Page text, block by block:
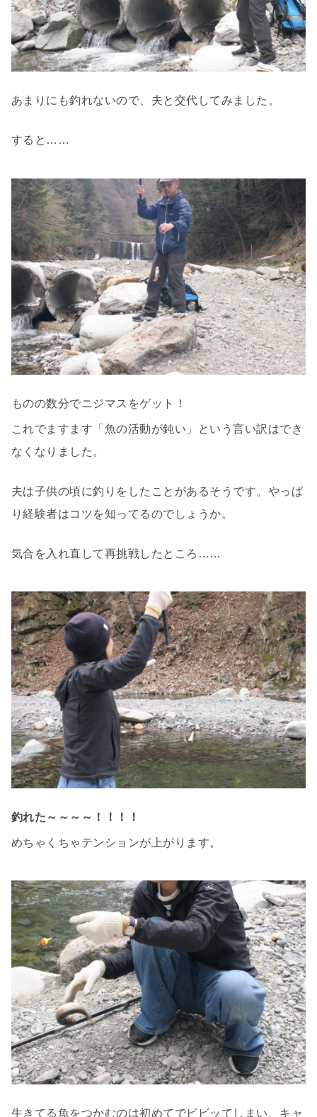
あまりにも釣れないので、夫と交代してみました。
すると……
ものの数分でニジマスをゲット！
これでますます「魚の活動が鈍い」という言い訳はでき
なくなりました。
夫は子供の頃に釣りをしたことがあるそうです。やっぱ
り経験者はコツを知ってるのでしょうか。
気合を入れ直して再挑戦したところ……
釣れた～～～～！！！！
めちゃくちゃテンションが上がります。
生きてる魚をつかむのは初めてでビビッてしまい、キャ